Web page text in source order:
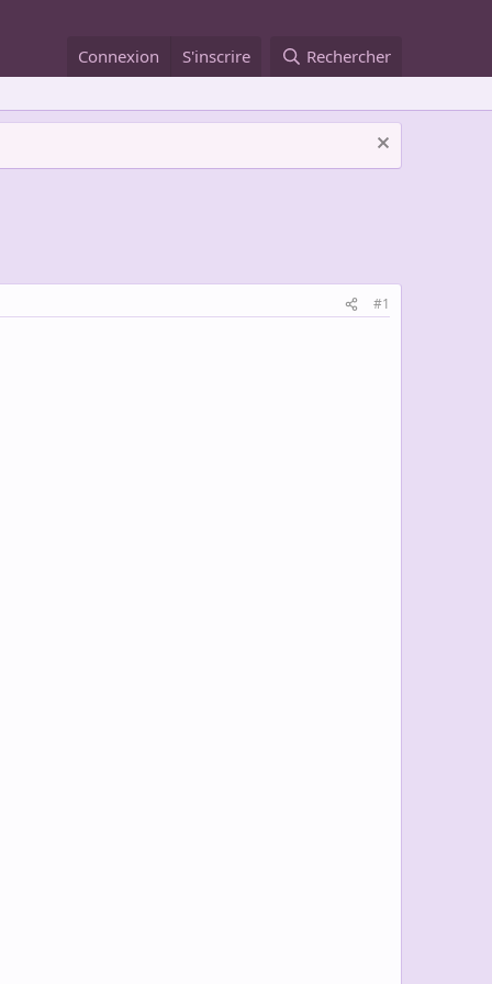
Connexion S'inscrire Rechercher
#1